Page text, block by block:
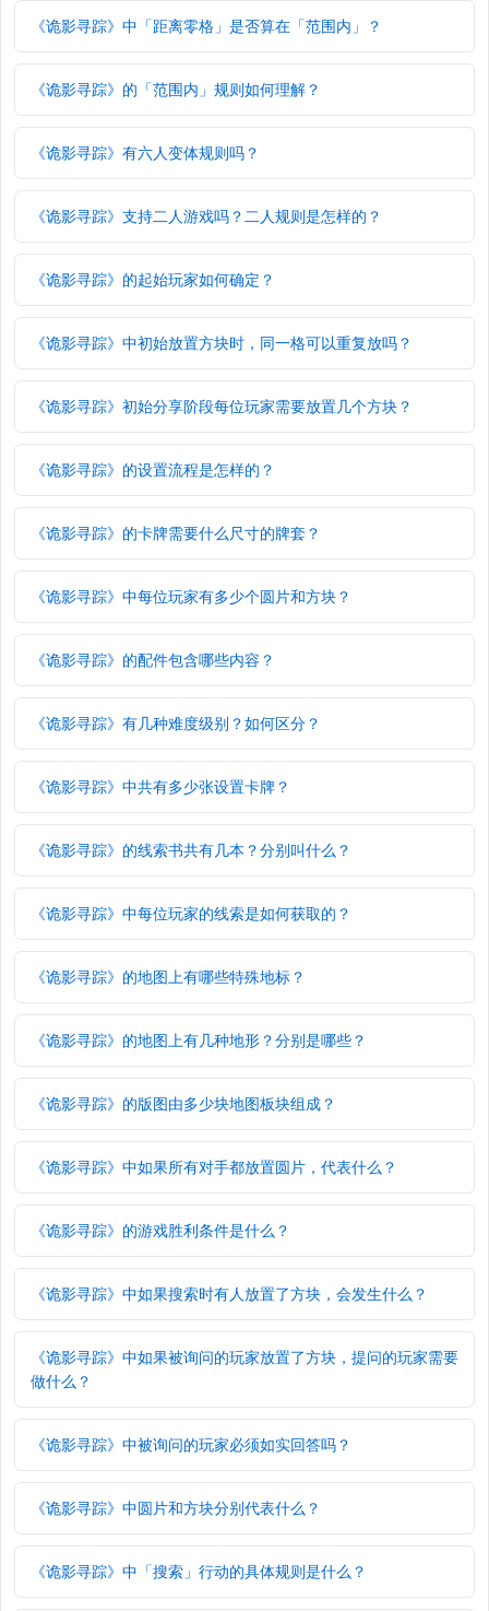
《诡影寻踪》中「距离零格」是否算在「范围内」？
《诡影寻踪》的「范围内」规则如何理解？
《诡影寻踪》有六人变体规则吗？
《诡影寻踪》支持二人游戏吗？二人规则是怎样的？
《诡影寻踪》的起始玩家如何确定？
《诡影寻踪》中初始放置方块时，同一格可以重复放吗？
《诡影寻踪》初始分享阶段每位玩家需要放置几个方块？
《诡影寻踪》的设置流程是怎样的？
《诡影寻踪》的卡牌需要什么尺寸的牌套？
《诡影寻踪》中每位玩家有多少个圆片和方块？
《诡影寻踪》的配件包含哪些内容？
《诡影寻踪》有几种难度级别？如何区分？
《诡影寻踪》中共有多少张设置卡牌？
《诡影寻踪》的线索书共有几本？分别叫什么？
《诡影寻踪》中每位玩家的线索是如何获取的？
《诡影寻踪》的地图上有哪些特殊地标？
《诡影寻踪》的地图上有几种地形？分别是哪些？
《诡影寻踪》的版图由多少块地图板块组成？
《诡影寻踪》中如果所有对手都放置圆片，代表什么？
《诡影寻踪》的游戏胜利条件是什么？
《诡影寻踪》中如果搜索时有人放置了方块，会发生什么？
《诡影寻踪》中如果被询问的玩家放置了方块，提问的玩家需要
做什么？
《诡影寻踪》中被询问的玩家必须如实回答吗？
《诡影寻踪》中圆片和方块分别代表什么？
《诡影寻踪》中「搜索」行动的具体规则是什么？